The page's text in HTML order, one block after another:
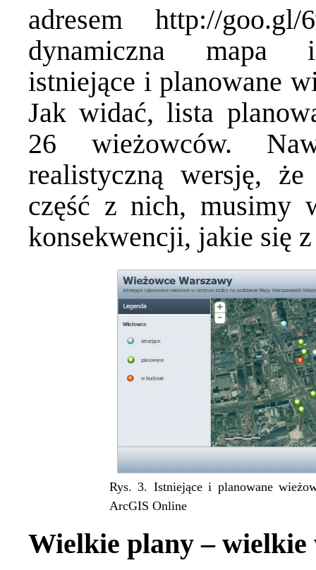
adresem http://goo.gl/
dynamiczna mapa
istniejące i planowane
Jak widać, lista
26 wieżowców.
realistyczną wersję,
część z nich, musimy
konsekwencji, jakie się
Rys. 3. Istniejące i planowane
ArcGIS Online
Wielkie plany – wielkie